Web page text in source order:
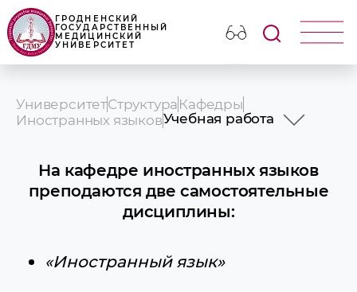
ГРОДНЕНСКИЙ
ГОСУДАРСТВЕННЫЙ
МЕДИЦИНСКИЙ
УНИВЕРСИТЕТ
УниверситетСтруктура Кафедры
Иностранных языковУчебная работа
Профессорско-
состав
Учебная работа
Послевузовское
работа
На кафедре иностранных языков
преподаются две самостоятельные
дисциплины:
«Иностранный язык»